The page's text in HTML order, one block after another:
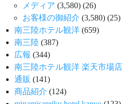
メディア (3,580) (26)
お客様の御紹介 (3,580) (25)
南三陸ホテル観洋 (659)
南三陸 (387)
広報 (344)
南三陸ホテル観洋 楽天市場店
通販 (141)
商品紹介 (124)